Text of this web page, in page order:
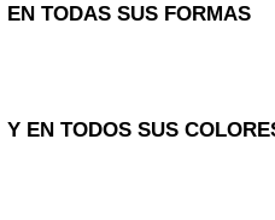
EN TODAS SUS FORMAS
Y EN TODOS SUS